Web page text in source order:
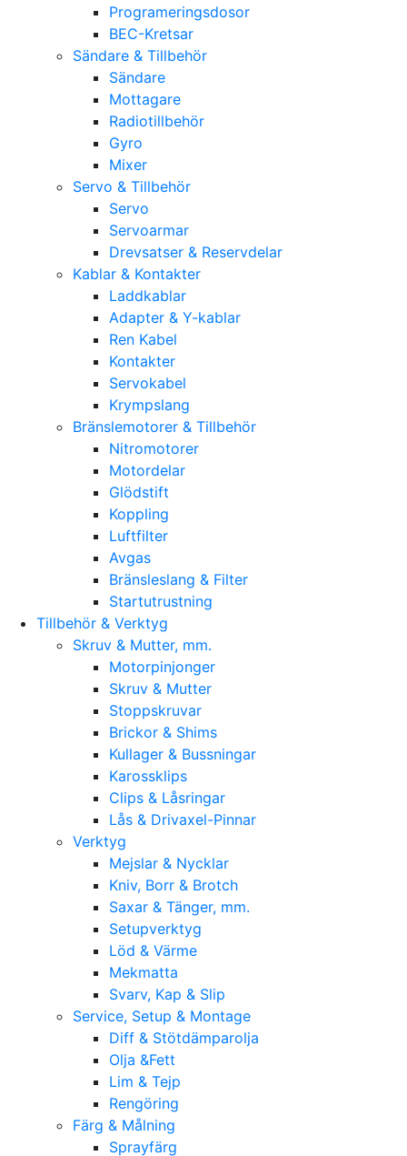
Programeringsdosor
BEC-Kretsar
Sändare & Tillbehör
Sändare
Mottagare
Radiotillbehör
Gyro
Mixer
Servo & Tillbehör
Servo
Servoarmar
Drevsatser & Reservdelar
Kablar & Kontakter
Laddkablar
Adapter & Y-kablar
Ren Kabel
Kontakter
Servokabel
Krympslang
Bränslemotorer & Tillbehör
Nitromotorer
Motordelar
Glödstift
Koppling
Luftfilter
Avgas
Bränsleslang & Filter
Startutrustning
Tillbehör & Verktyg
Skruv & Mutter, mm.
Motorpinjonger
Skruv & Mutter
Stoppskruvar
Brickor & Shims
Kullager & Bussningar
Karossklips
Clips & Låsringar
Lås & Drivaxel-Pinnar
Verktyg
Mejslar & Nycklar
Kniv, Borr & Brotch
Saxar & Tänger, mm.
Setupverktyg
Löd & Värme
Mekmatta
Svarv, Kap & Slip
Service, Setup & Montage
Diff & Stötdämparolja
Olja &Fett
Lim & Tejp
Rengöring
Färg & Målning
Sprayfärg